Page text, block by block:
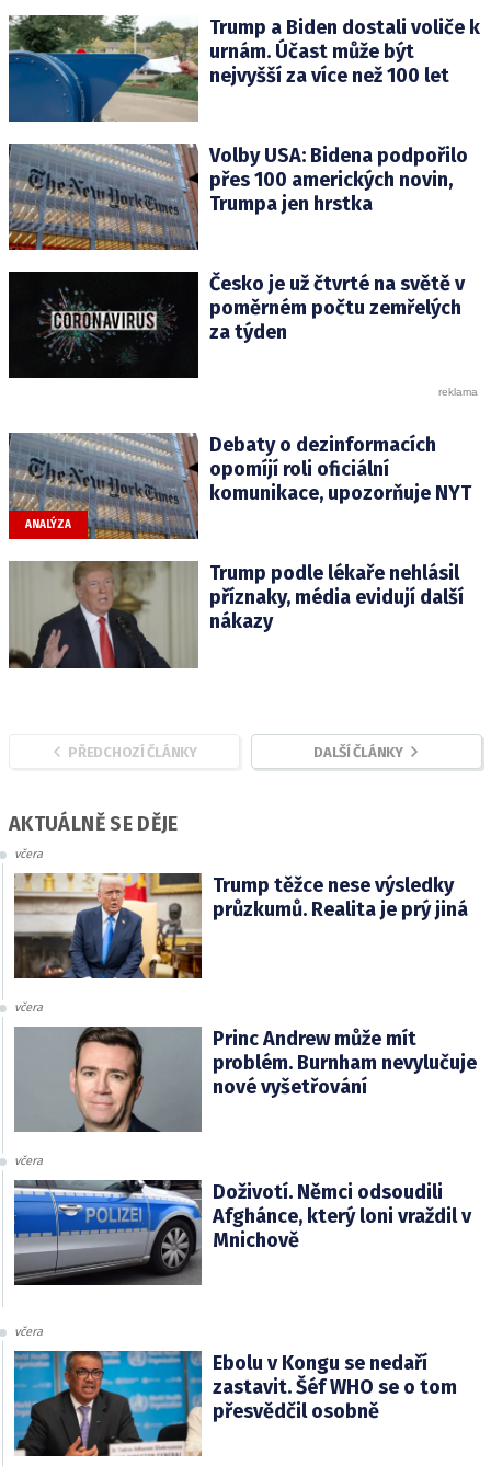
Trump a Biden dostali voliče k
urnám. Účast může být
nejvyšší za více než 100 let
Volby USA: Bidena podpořilo
přes 100 amerických novin,
Trumpa jen hrstka
Česko je už čtvrté na světě v
poměrném počtu zemřelých
za týden
ANALÝZA
Debaty o dezinformacích
opomíjí roli oficiální
komunikace, upozorňuje NYT
Trump podle lékaře nehlásil
příznaky, média evidují další
nákazy
PŘEDCHOZÍ ČLÁNKY DALŠÍ ČLÁNKY
AKTUÁLNĚ SE DĚJE
včera
Trump těžce nese výsledky
průzkumů. Realita je prý jiná
včera
Princ Andrew může mít
problém. Burnham nevylučuje
nové vyšetřování
včera
Doživotí. Němci odsoudili
Afghánce, který loni vraždil v
Mnichově
včera
Ebolu v Kongu se nedaří
zastavit. Šéf WHO se o tom
přesvědčil osobně